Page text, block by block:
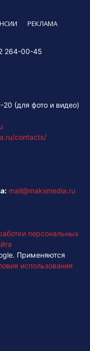
РЕКЛАМА
264-00-45
20 (для фото и видео)
contacts/
mail@maksmedia.ru
персональных
Применяются
использования